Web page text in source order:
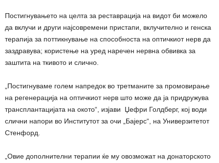
Постигнувањето на целта за реставрација на видот би можело
да вклучи и други најсовремени пристапи, вклучително и генска
терапија за поттикнување на способноста на оптичкиот нерв да
заздравува; користење на уред наречен нервна обвивка за
заштита на ткивото и слично.
„Постигнуваме голем напредок во третманите за промовирање
на регенерација на оптичкиот нерв што може да ја придружува
трансплантацијата на окото“, изјави Џефри Голдберг, кој води
слични напори во Институтот за очи „Бајерс“, на Универзитетот
Стенфорд.
„Овие дополнителни терапии ќе му овозможат на донаторското